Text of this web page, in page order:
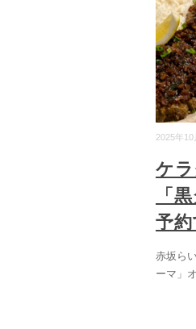
2025年10
ケ
「
予約
赤坂ら
ーマ」